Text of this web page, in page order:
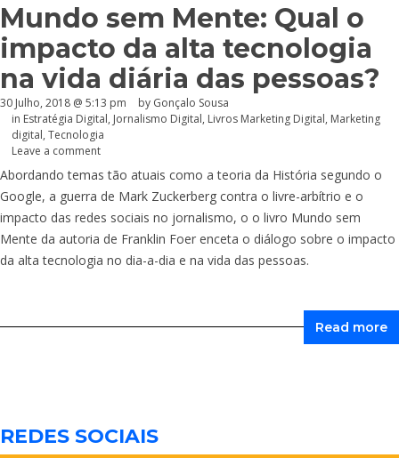
Mundo sem Mente: Qual o
impacto da alta tecnologia
na vida diária das pessoas?
30 Julho, 2018 @ 5:13 pm by Gonçalo Sousa
in Estratégia Digital, Jornalismo Digital, Livros Marketing Digital, Marketing
digital, Tecnologia
Leave a comment
Abordando temas tão atuais como a teoria da História segundo o
Google, a guerra de Mark Zuckerberg contra o livre-arbítrio e o
impacto das redes sociais no jornalismo, o o livro Mundo sem
Mente da autoria de Franklin Foer enceta o diálogo sobre o impacto
da alta tecnologia no dia-a-dia e na vida das pessoas.
Read more
REDES SOCIAIS